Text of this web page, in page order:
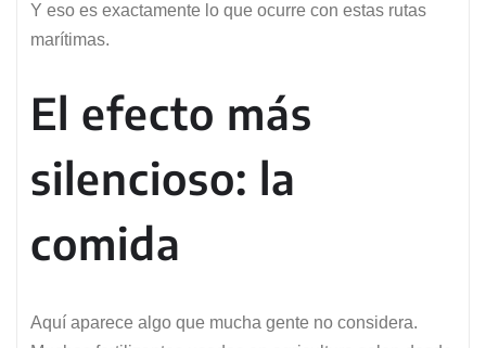
Y eso es exactamente lo que ocurre con estas rutas
marítimas.
El efecto más
silencioso: la
comida
Aquí aparece algo que mucha gente no considera.